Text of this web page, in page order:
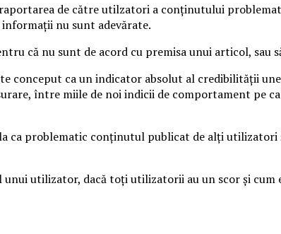
de către utilzatori a conţinutului
nu sunt adevărate.
că nu sunt de acord cu premisa unui articol, sau
ca un indicator absolut al credibilităţii
între miile de noi indicii de comportament pe
ca problematic conţinutul publicat de alţi
utilizator, dacă toţi utilizatorii au un scor şi cum